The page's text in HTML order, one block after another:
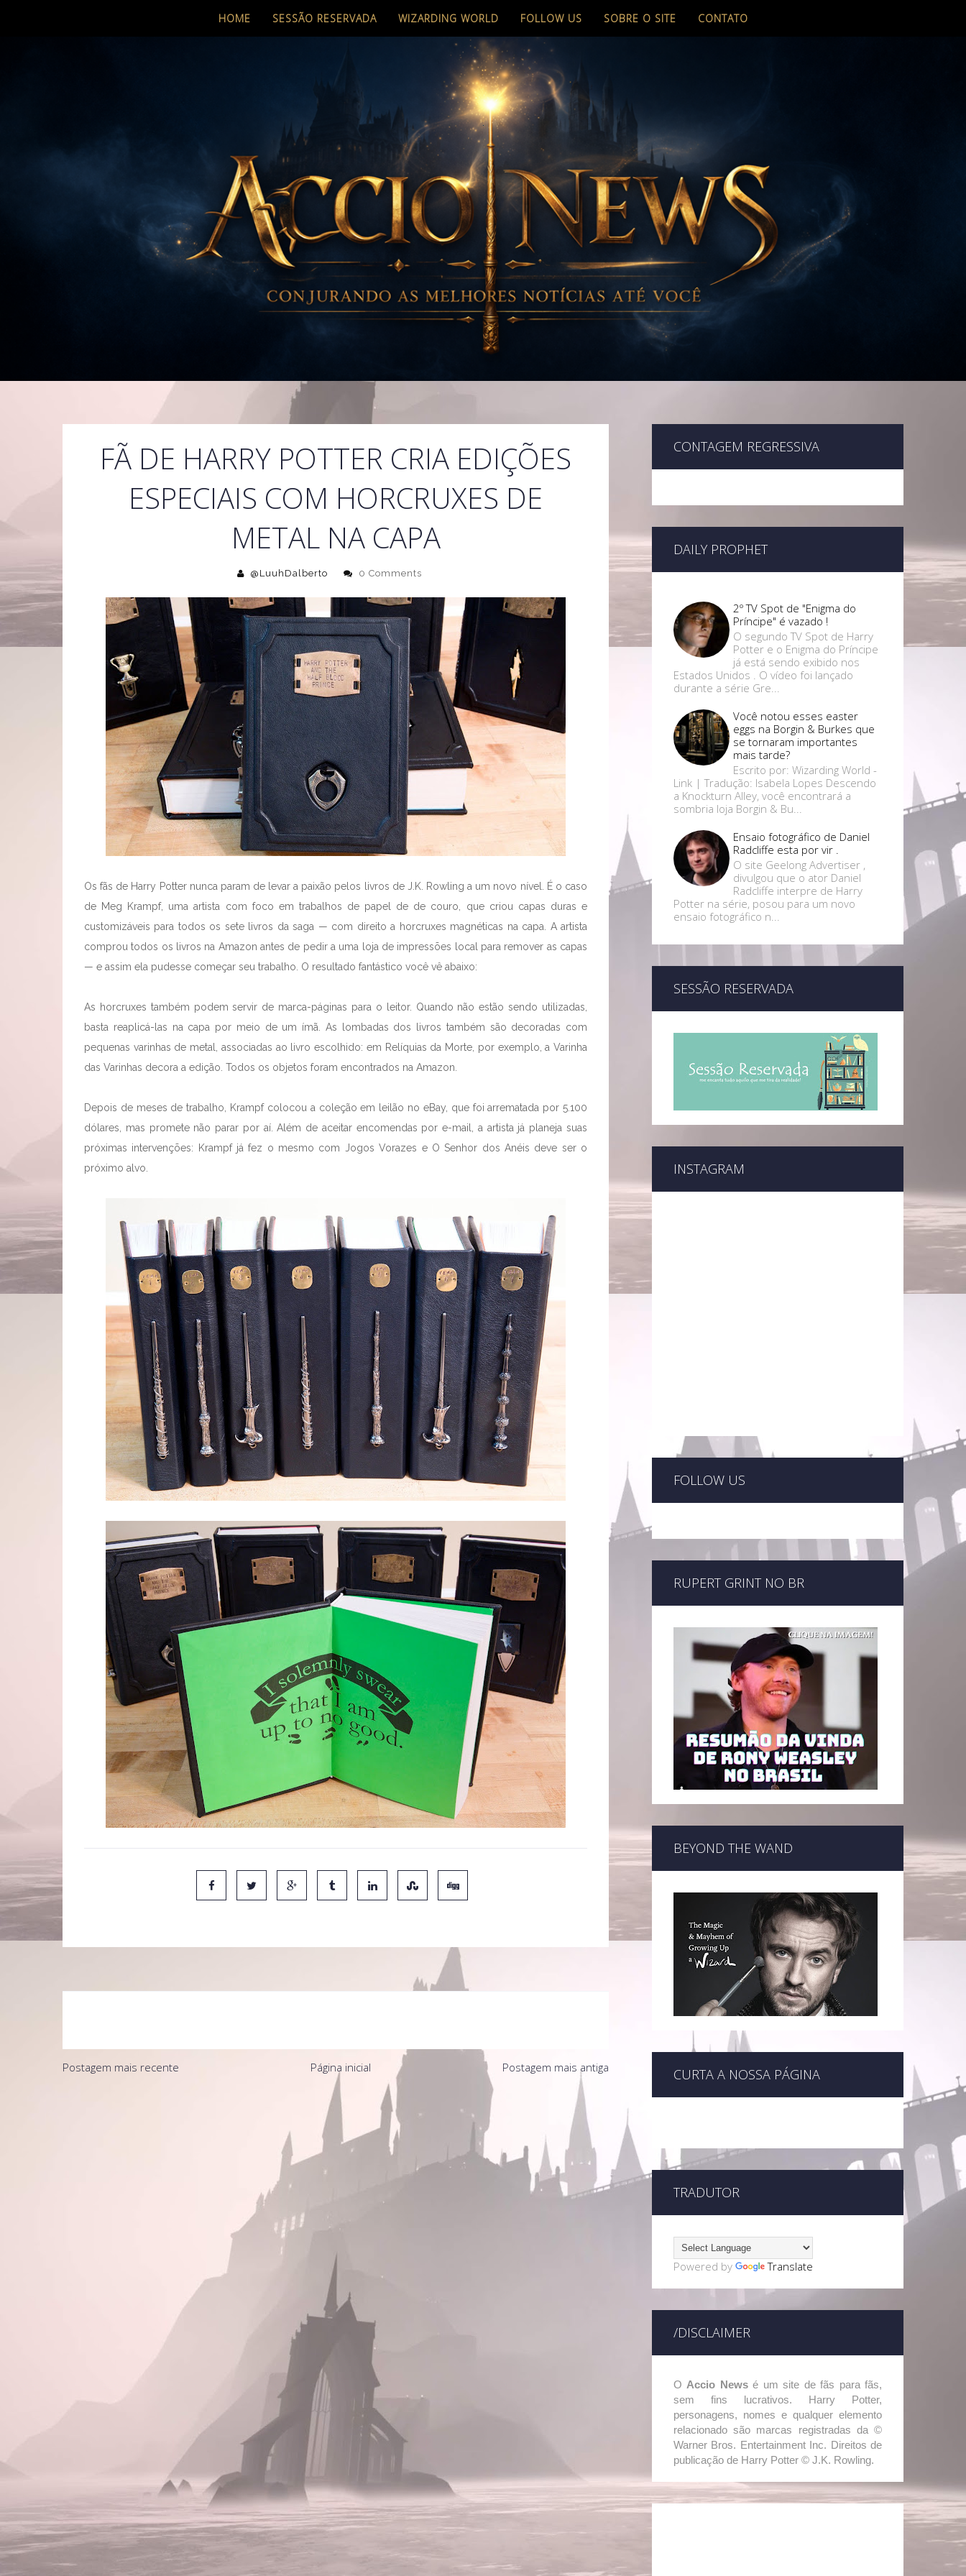
HOME SESSÃO RESERVADA WIZARDING WORLD FOLLOW US SOBRE O SITE CONTATO
FÃ DE HARRY POTTER CRIA EDIÇÕES
ESPECIAIS COM HORCRUXES DE
METAL NA CAPA
@LuuhDalberto 0 Comments
Os fãs de Harry Potter nunca param de levar a paixão pelos livros de J.K. Rowling a um novo nível. É o caso
de Meg Krampf, uma artista com foco em trabalhos de papel de de couro, que criou capas duras e
customizáveis para todos os sete livros da saga — com direito a horcruxes magnéticas na capa. A artista
comprou todos os livros na Amazon antes de pedir a uma loja de impressões local para remover as capas
— e assim ela pudesse começar seu trabalho. O resultado fantástico você vê abaixo:
As horcruxes também podem servir de marca-páginas para o leitor. Quando não estão sendo utilizadas,
basta reaplicá-las na capa por meio de um ímã. As lombadas dos livros também são decoradas com
pequenas varinhas de metal, associadas ao livro escolhido: em Relíquias da Morte, por exemplo, a Varinha
das Varinhas decora a edição. Todos os objetos foram encontrados na Amazon.
Depois de meses de trabalho, Krampf colocou a coleção em leilão no eBay, que foi arrematada por 5.100
dólares, mas promete não parar por aí. Além de aceitar encomendas por e-mail, a artista já planeja suas
próximas intervenções: Krampf já fez o mesmo com Jogos Vorazes e O Senhor dos Anéis deve ser o
próximo alvo.
Postagem mais recente Postagem mais antiga
Página inicial
CONTAGEM REGRESSIVA
DAILY PROPHET
2º TV Spot de "Enigma do
Príncipe" é vazado !
O segundo TV Spot de Harry
Potter e o Enigma do Príncipe
já está sendo exibido nos
Estados Unidos . O vídeo foi lançado
durante a série Gre...
Você notou esses easter
eggs na Borgin & Burkes que
se tornaram importantes
mais tarde?
Escrito por: Wizarding World -
Link | Tradução: Isabela Lopes Descendo
a Knockturn Alley, você encontrará a
sombria loja Borgin & Bu...
Ensaio fotográfico de Daniel
Radcliffe esta por vir .
O site Geelong Advertiser ,
divulgou que o ator Daniel
Radcliffe interpre de Harry
Potter na série, posou para um novo
ensaio fotográfico n...
SESSÃO RESERVADA
INSTAGRAM
FOLLOW US
RUPERT GRINT NO BR
BEYOND THE WAND
CURTA A NOSSA PÁGINA
TRADUTOR
Powered by Translate
/DISCLAIMER
O Accio Newsé um site de fãs para fãs,
sem fins lucrativos. Harry Potter,
personagens, nomes e qualquer elemento
relacionado são marcas registradas da ©
Warner Bros. Entertainment Inc. Direitos de
publicação de Harry Potter © J.K. Rowling.